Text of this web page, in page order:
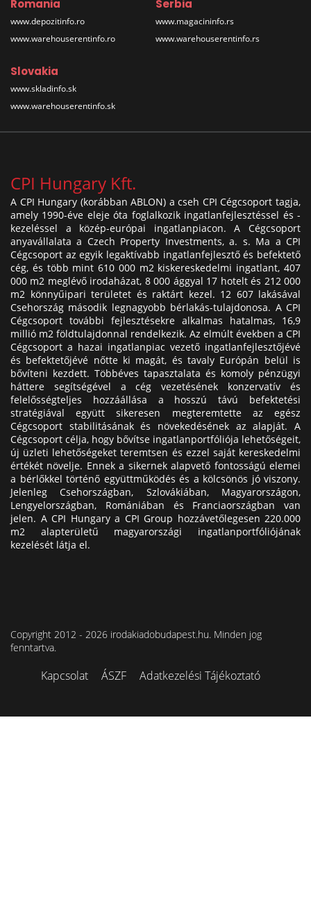
Romania
www.depozitinfo.ro
www.warehouserentinfo.ro
Serbia
www.magacininfo.rs
www.warehouserentinfo.rs
Slovakia
www.skladinfo.sk
www.warehouserentinfo.sk
CPI Hungary Kft.
A CPI Hungary (korábban ABLON) a cseh CPI Cégcsoport tagja,
amely 1990-éve eleje óta foglalkozik ingatlanfejlesztéssel és -
kezeléssel a közép-európai ingatlanpiacon. A Cégcsoport
anyavállalata a Czech Property Investments, a. s. Ma a CPI
Cégcsoport az egyik legaktívabb ingatlanfejlesztő és befektető
cég, és több mint 610 000 m2 kiskereskedelmi ingatlant, 407
000 m2 meglévő irodaházat, 8 000 ággyal 17 hotelt és 212 000
m2 könnyűipari területet és raktárt kezel. 12 607 lakásával
Csehország második legnagyobb bérlakás-tulajdonosa. A CPI
Cégcsoport további fejlesztésekre alkalmas hatalmas, 16,9
millió m2 földtulajdonnal rendelkezik. Az elmúlt években a CPI
Cégcsoport a hazai ingatlanpiac vezető ingatlanfejlesztőjévé
és befektetőjévé nőtte ki magát, és tavaly Európán belül is
bővíteni kezdett. Többéves tapasztalata és komoly pénzügyi
háttere segítségével a cég vezetésének konzervatív és
felelősségteljes hozzáállása a hosszú távú befektetési
stratégiával együtt sikeresen megteremtette az egész
Cégcsoport stabilitásának és növekedésének az alapját. A
Cégcsoport célja, hogy bővítse ingatlanportfóliója lehetőségeit,
új üzleti lehetőségeket teremtsen és ezzel saját kereskedelmi
értékét növelje. Ennek a sikernek alapvető fontosságú elemei
a bérlőkkel történő együttműködés és a kölcsönös jó viszony.
Jelenleg Csehországban, Szlovákiában, Magyarországon,
Lengyelországban, Romániában és Franciaországban van
jelen. A CPI Hungary a CPI Group hozzávetőlegesen 220.000
m2 alapterületű magyarországi ingatlanportfóliójának
kezelését látja el.
Copyright 2012 - 2026 irodakiadobudapest.hu. Minden jog
fenntartva.
Kapcsolat ÁSZF Adatkezelési Tájékoztató